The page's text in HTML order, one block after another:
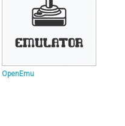
OpenEmu